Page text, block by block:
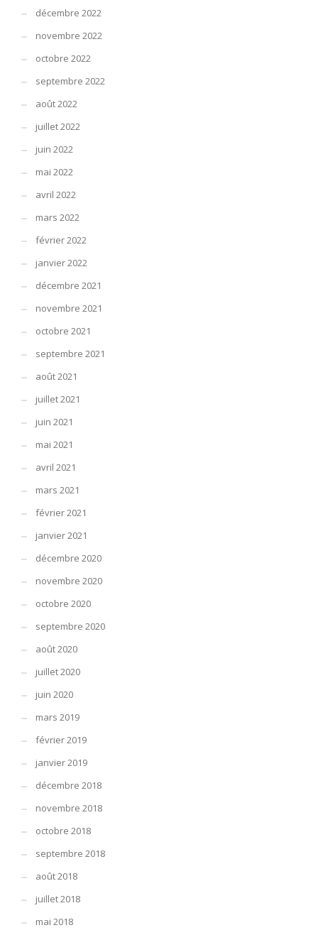
décembre 2022
novembre 2022
octobre 2022
septembre 2022
août 2022
juillet 2022
juin 2022
mai 2022
avril 2022
mars 2022
février 2022
janvier 2022
décembre 2021
novembre 2021
octobre 2021
septembre 2021
août 2021
juillet 2021
juin 2021
mai 2021
avril 2021
mars 2021
février 2021
janvier 2021
décembre 2020
novembre 2020
octobre 2020
septembre 2020
août 2020
juillet 2020
juin 2020
mars 2019
février 2019
janvier 2019
décembre 2018
novembre 2018
octobre 2018
septembre 2018
août 2018
juillet 2018
mai 2018